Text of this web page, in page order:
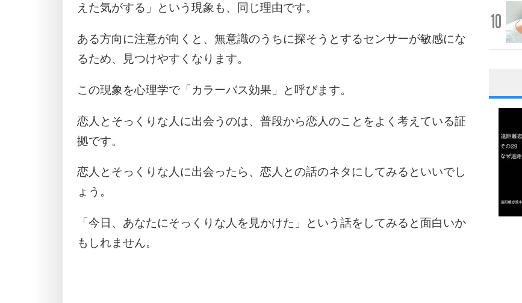
えた気がする」という現象も、同じ理由です。
ある方向に注意が向くと、無意識のうちに探そうとするセンサーが敏感にな
るため、見つけやすくなります。
この現象を心理学で「カラーバス効果」と呼びます。
恋人とそっくりな人に出会うのは、普段から恋人のことをよく考えている証
拠です。
恋人とそっくりな人に出会ったら、恋人との話のネタにしてみるといいでし
ょう。
「今日、あなたにそっくりな人を見かけた」という話をしてみると面白いか
もしれません。
10
1
3